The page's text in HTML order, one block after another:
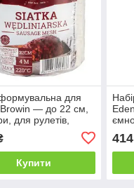
для
Browin — до 22 см,
для рулетів,
Купити
414